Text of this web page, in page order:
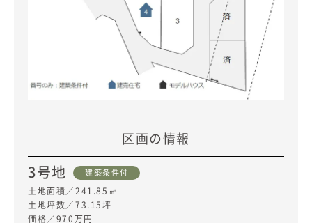
区画の情報
3号地 建築条件付
土地面積／241.85㎡
土地坪数／73.15坪
価格／970万円